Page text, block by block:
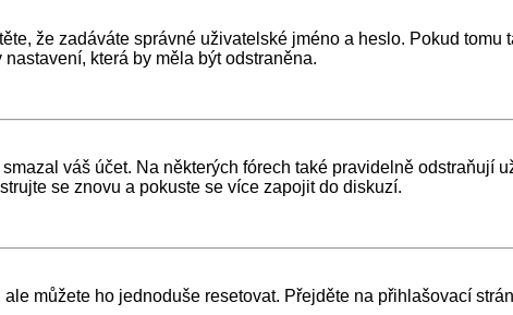
že zadáváte správné uživatelské jméno a heslo. Pokud
která by měla být odstraněna.
váš účet. Na některých fórech také pravidelně odstraňují
se znovu a pokuste se více zapojit do diskuzí.
můžete ho jednoduše resetovat. Přejděte na přihlašovací